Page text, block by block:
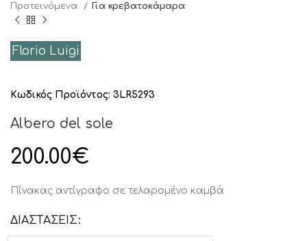
Προτειvόμενα
Για κρεβατοκάμαρα
Florio Luigi
Κωδικός Προϊόντος: 3LR5293
Albero del sole
200.00€
Πίνακας αντίγραφο σε τελαρομένο καμβά
ΔΙΑΣΤΑΣΕΙΣ